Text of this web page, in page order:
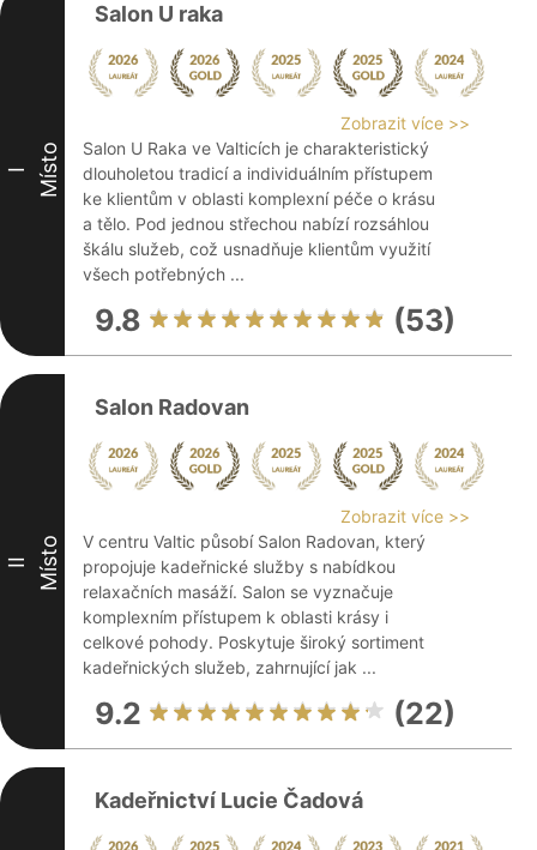
I Místo
Salon U raka
Zobrazit více >>
Salon U Raka ve Valticích je charakteristický
dlouholetou tradicí a individuálním přístupem
ke klientům v oblasti komplexní péče o krásu
a tělo. Pod jednou střechou nabízí rozsáhlou
škálu služeb, což usnadňuje klientům využití
všech potřebných ...
9.8 (53)
II Místo
Salon Radovan
Zobrazit více >>
V centru Valtic působí Salon Radovan, který
propojuje kadeřnické služby s nabídkou
relaxačních masáží. Salon se vyznačuje
komplexním přístupem k oblasti krásy i
celkové pohody. Poskytuje široký sortiment
kadeřnických služeb, zahrnující jak ...
9.2 (22)
Kadeřnictví Lucie Čadová